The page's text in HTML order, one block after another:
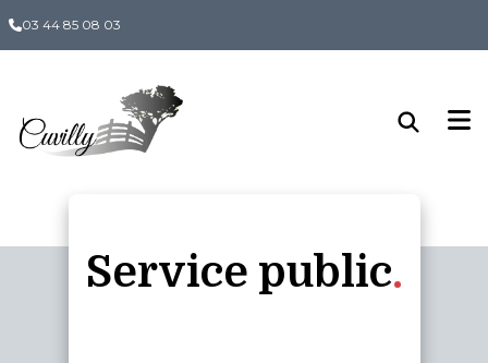
03 44 85 08 03
Service public
Panneau de gestion des cookies